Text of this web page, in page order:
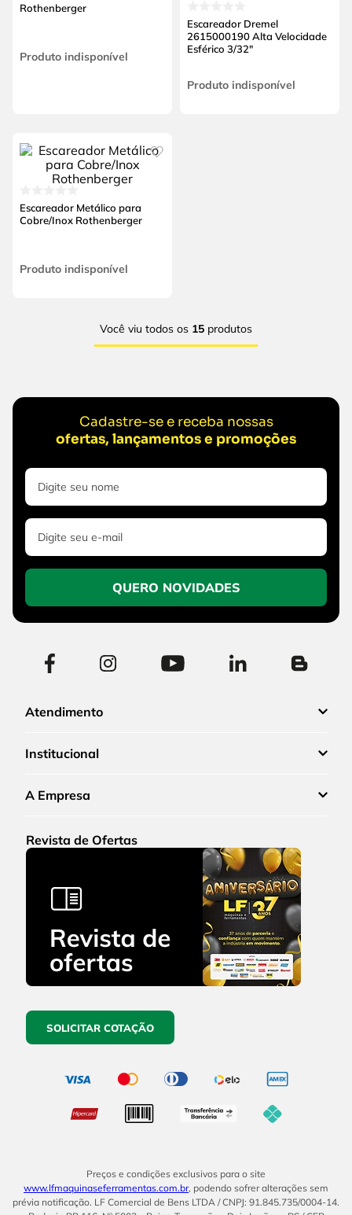
Rothenberger
Produto indisponível
Escareador Dremel
2615000190 Alta Velocidade
Esférico 3/32"
Produto indisponível
Escareador Metálico para
Cobre/Inox Rothenberger
Produto indisponível
Você viu todos os 15 produtos
Cadastre-se e receba nossas
ofertas, lançamentos e promoções
QUERO NOVIDADES
Atendimento
Institucional
A Empresa
Revista de Ofertas
SOLICITAR COTAÇÃO
Preços e condições exclusivos para o site
www.lfmaquinaseferramentas.com.br, podendo sofrer alterações sem
prévia notificação. LF Comercial de Bens LTDA / CNPJ: 91.845.735/0004-14.